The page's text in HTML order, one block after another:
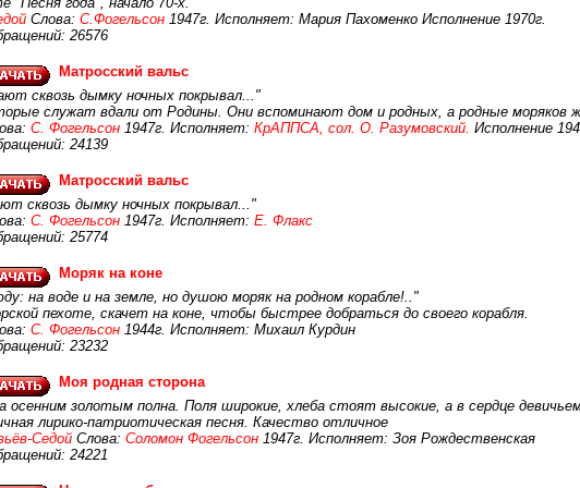
Слова: С.Фогельсон 1947г. Исполняет: Мария Пахоменко Исполнение 1970г.
26576
Матросский вальс
сквозь дымку ночных покрывал..."
служат вдали от Родины. Они вспоминают дом и родных, а родные моряков
С. Фогельсон 1947г. Исполняет: КрАППСА, сол. О. Разумовский. Исполнение
24139
Матросский вальс
сквозь дымку ночных покрывал..."
С. Фогельсон 1947г. Исполняет: Е. Флакс
25774
Моряк на коне
на воде и на земле, но душою моряк на родном корабле!.."
пехоте, скачет на коне, чтобы быстрее добраться до своего корабля.
С. Фогельсон 1944г. Исполняет: Михаил Курдин
23232
Моя родная сторона
осенним золотым полна. Поля широкие, хлеба стоят высокие, а в сердце
лирико-патриотическая песня. Качество отличное
Седой Слова: Соломон Фогельсон 1947г. Исполняет: Зоя Рождественская
24221